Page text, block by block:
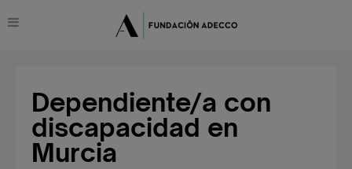
Dependiente/a con
discapacidad en
Murcia